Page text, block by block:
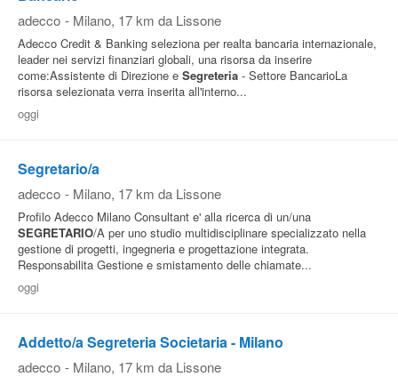
adecco - Milano, 17 km da Lissone
Adecco Credit & Banking seleziona per realta bancaria internazionale,
leader nei servizi finanziari globali, una risorsa da inserire
come:Assistente di Direzione e Segreteria - Settore BancarioLa
risorsa selezionata verra inserita all'interno...
oggi
Segretario/a
adecco - Milano, 17 km da Lissone
Profilo Adecco Milano Consultant e' alla ricerca di un/una
SEGRETARIO/A per uno studio multidisciplinare specializzato nella
gestione di progetti, ingegneria e progettazione integrata.
Responsabilita Gestione e smistamento delle chiamate...
oggi
Addetto/a Segreteria Societaria - Milano
adecco - Milano, 17 km da Lissone